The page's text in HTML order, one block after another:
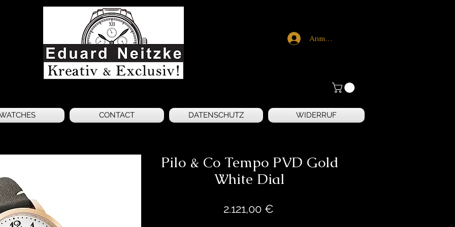
Anmelden
CONTACT DATENSCHUTZ WIDERRUF
Pilo & Co Tempo PVD Gold
White Dial
2.121,00 €Preis